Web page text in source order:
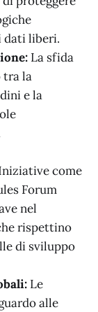
dati liberi.
La sfida
tra la
e la
come
Forum
nel
rispettino
di sviluppo
Le
alle